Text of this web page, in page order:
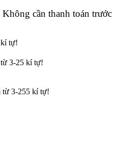
cần thanh toán trước
kí tự!
3-25 kí tự!
từ 3-255 kí tự!